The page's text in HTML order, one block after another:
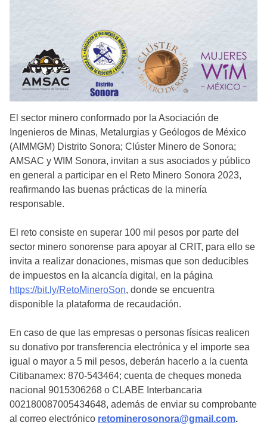
El sector minero conformado por la Asociación de
Ingenieros de Minas, Metalurgias y Geólogos de México
(AIMMGM) Distrito Sonora; Clúster Minero de Sonora;
AMSAC y WIM Sonora, invitan a sus asociados y público
en general a participar en el Reto Minero Sonora 2023,
reafirmando las buenas prácticas de la minería
responsable.
El reto consiste en superar 100 mil pesos por parte del
sector minero sonorense para apoyar al CRIT, para ello se
invita a realizar donaciones, mismas que son deducibles
de impuestos en la alcancía digital, en la página
https://bit.ly/RetoMineroSon, donde se encuentra
disponible la plataforma de recaudación.
En caso de que las empresas o personas físicas realicen
su donativo por transferencia electrónica y el importe sea
igual o mayor a 5 mil pesos, deberán hacerlo a la cuenta
Citibanamex: 870-543464; cuenta de cheques moneda
nacional 9015306268 o CLABE Interbancaria
002180087005434648, además de enviar su comprobante
al correo electrónico retominerosonora@gmail.com.